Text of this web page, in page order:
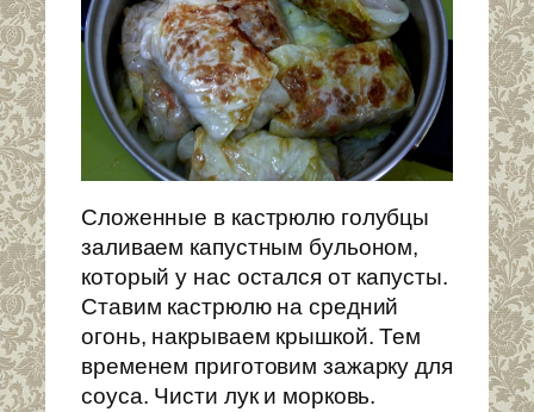
Сложенные в кастрюлю голубцы
заливаем капустным бульоном,
который у нас остался от капусты.
Ставим кастрюлю на средний
огонь, накрываем крышкой. Тем
временем приготовим зажарку для
соуса. Чисти лук и морковь.